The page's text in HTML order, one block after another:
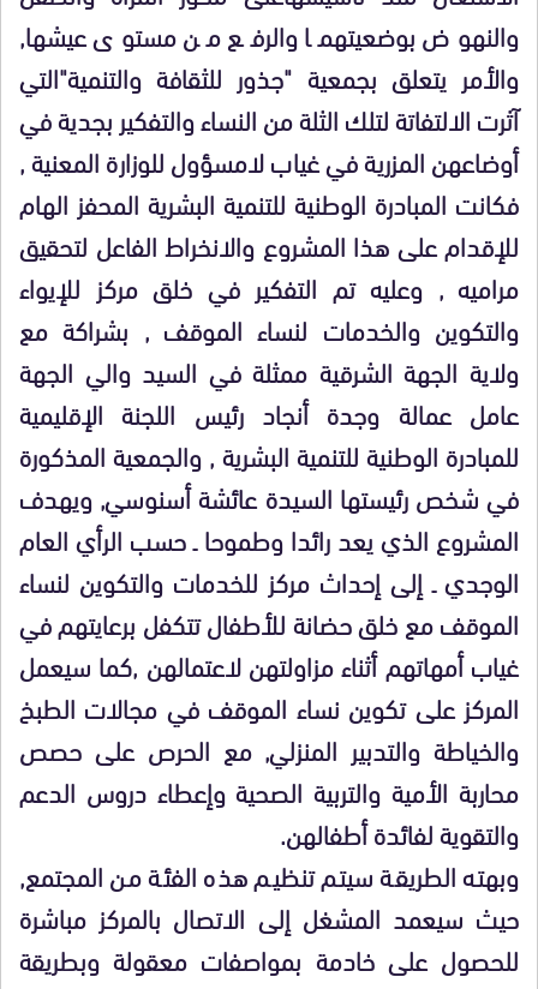
والنهوض بوضعيتهما والرفع من مستوى عيشها,
والأمر يتعلق بجمعية "جذور للثقافة والتنمية"التي
آثرت الالتفاتة لتلك الثلة من النساء والتفكير بجدية في
أوضاعهن المزرية في غياب لامسؤول للوزارة المعنية ,
فكانت المبادرة الوطنية للتنمية البشرية المحفز الهام
للإقدام على هذا المشروع والانخراط الفاعل لتحقيق
مراميه , وعليه تم التفكير في خلق مركز للإيواء
والتكوين والخدمات لنساء الموقف , بشراكة مع
ولاية الجهة الشرقية ممثلة في السيد والي الجهة
عامل عمالة وجدة أنجاد رئيس اللجنة الإقليمية
للمبادرة الوطنية للتنمية البشرية , والجمعية المذكورة
في شخص رئيستها السيدة عائشة أسنوسي, ويهدف
المشروع الذي يعد رائدا وطموحا ـ حسب الرأي العام
الوجدي ـ إلى إحداث مركز للخدمات والتكوين لنساء
الموقف مع خلق حضانة للأطفال تتكفل برعايتهم في
غياب أمهاتهم أثناء مزاولتهن لاعتمالهن ,كما سيعمل
المركز على تكوين نساء الموقف في مجالات الطبخ
والخياطة والتدبير المنزلي, مع الحرص على حصص
محاربة الأمية والتربية الصحية وإعطاء دروس الدعم
والتقوية لفائدة أطفالهن.
وبهته الطريقة سيتم تنظيم هذه الفئة من المجتمع,
حيث سيعمد المشغل إلى الاتصال بالمركز مباشرة
للحصول على خادمة بمواصفات معقولة وبطريقة